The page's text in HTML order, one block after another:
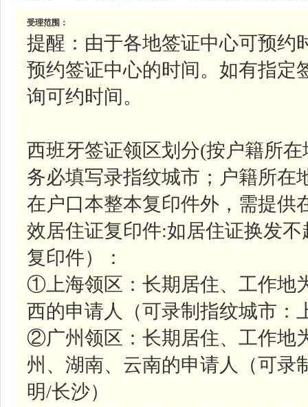
受理范围：
提醒：由于各地签证中心可预约
预约签证中心的时间。如有指定
询可约时间。
西班牙签证领区划分(按户籍所
务必填写录指纹城市；户籍所在
在户口本整本复印件外，需提供
效居住证复印件:如居住证换发
复印件）：
①上海领区：长期居住、工作地
西的申请人（可录制指纹城市：
②广州领区：长期居住、工作地
州、湖南、云南的申请人（可录
明/长沙）